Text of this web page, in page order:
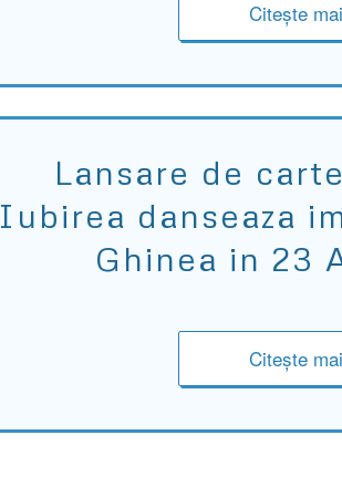
Citește
Lansare de
Iubirea danseaza
Ghinea in 23
Citește